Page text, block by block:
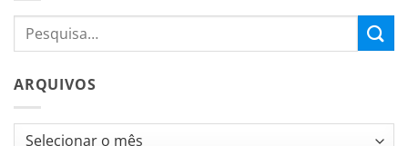
ARQUIVOS
Arquivos